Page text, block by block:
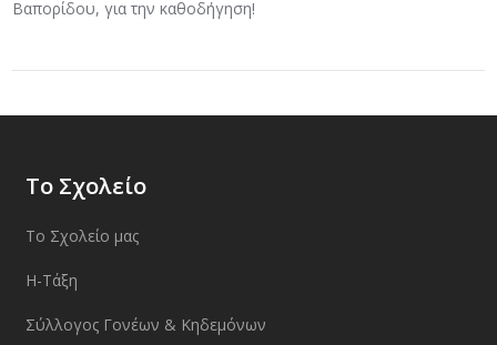
Βαπορίδου, για την καθοδήγηση!
Το Σχολείο
Το Σχολείο μας
Η-Τάξη
Σύλλογος Γονέων & Κηδεμόνων